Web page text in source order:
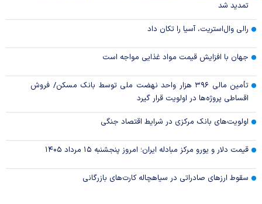
تمدید شد
رالی وال‌استریت، آسیا را تکان داد
جهان با افزایش قیمت مواد غذایی مواجه است
تأمین مالی ۳۹۶ هزار واحد نهضت ملی توسط بانک مسکن/ فروش
اقساطی پروژه‌ها در اولویت قرار گیرد
اولویت‌های بانک مرکزی در شرایط اقتصاد جنگی
قیمت دلار و یورو مرکز مبادله ایران؛ امروز پنجشنبه ۱۵ مرداد ۱۴۰۵
سقوط ارزهای صادراتی در سیاهچاله کارت‌های بازرگانی